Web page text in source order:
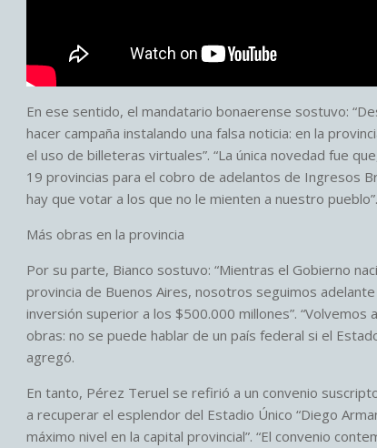
En ese sentido, el mandatario bonaerense sostuvo:
hacer campaña instalando una falsa noticia: en la
el uso de billeteras virtuales”. “La única novedad fue
19 provincias para el cobro de adelantos de Ingresos
hay que votar a los que no le mienten a nuestro pueblo”.
Más obras en la provincia
Por su parte, Bianco sostuvo: “Mientras el Gobierno
provincia de Buenos Aires, nosotros seguimos
inversión superior a los $500.000 millones”.
obras: no se puede hablar de un país federal si el
agregó.
En tanto, Pérez Teruel se refirió a un convenio
a recuperar el esplendor del Estadio Único “Diego
máximo nivel en la capital provincial”. “El convenio